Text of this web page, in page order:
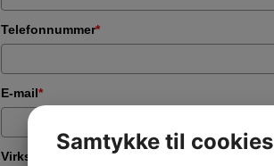
Telefonnummer*
E-mail*
Virksomhed
Samtykke til cookies